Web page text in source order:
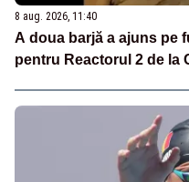
8 aug. 2026, 11:40
A doua barjă a ajuns pe
pentru Reactorul 2 de la